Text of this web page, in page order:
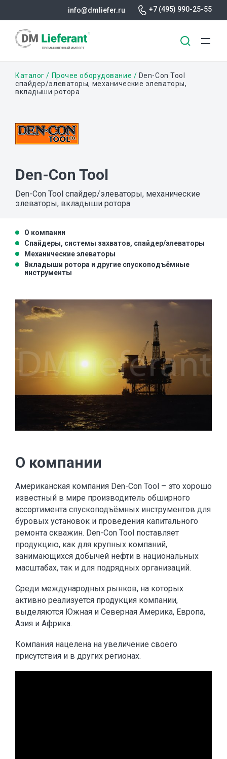
основному
info@dmliefer.ru +7 (495) 990-25-55
Строка
навигации
Каталог Прочее оборудование
Den-Con Tool
спайдер/элеваторы, механические элеваторы,
вкладыши ротора
Den-Con Tool
Den-Con Tool спайдер/элеваторы, механические
элеваторы, вкладыши ротора
О компании
Спайдеры, системы захватов, спайдер/элеваторы
Механические элеваторы
Вкладыши ротора и другие спускоподъёмные
инструменты
О компании
Американская компания Den-Con Tool – это хорошо
известный в мире производитель обширного
ассортимента спускоподъёмных инструментов для
буровых установок и проведения капитального
ремонта скважин. Den-Con Tool поставляет
продукцию, как для крупных компаний,
занимающихся добычей нефти в национальных
масштабах, так и для подрядных организаций.
Среди международных рынков, на которых
активно реализуется продукция компании,
выделяются Южная и Северная Америка, Европа,
Азия и Африка.
Компания нацелена на увеличение своего
присутствия и в других регионах.